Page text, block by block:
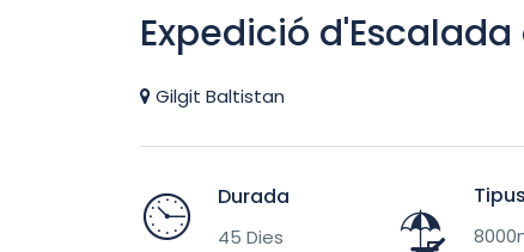
Expedició
Gilgit Baltistan
Durada
45 Dies